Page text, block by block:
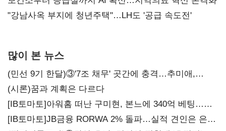
"강남사옥 부지에 청년주택"…LH도 '공급 속도전'
많이 본 뉴스
(민선 9기 한달)③'7조 채무' 곳간에 충격…추미애,
20년만에 '비상재정' 선언 승부수
(시론)꿈과 계획은 다르다
[IB토마토]아워홈 떠난 구미현, 본느에 340억 베팅…
가족 지배체제 구축
[IB토마토]JB금융 RORWA 2% 돌파…실적 견인은 은행